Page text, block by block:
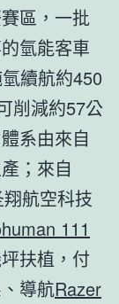
區，一批
氫能客車
續航約450
削減約57公
系由來自
；來自
航空科技
111
扶植，付
導航Razer